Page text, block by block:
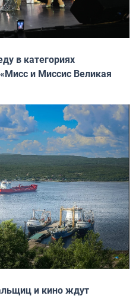
в категориях
и Миссис Великая
и кино ждут